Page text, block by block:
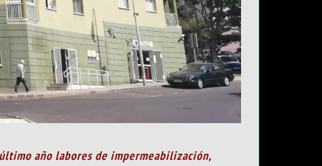
año labores de impermeabilización,